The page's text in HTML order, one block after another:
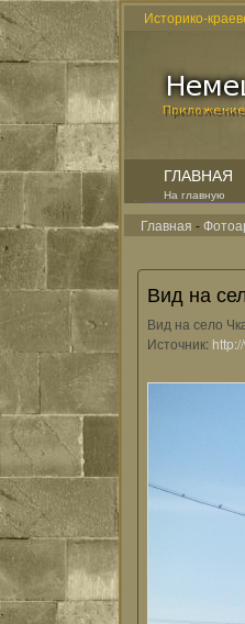
Историко-
ГЛАВНАЯ
На главную
Главная -
Вид на
Вид на село
Источник: